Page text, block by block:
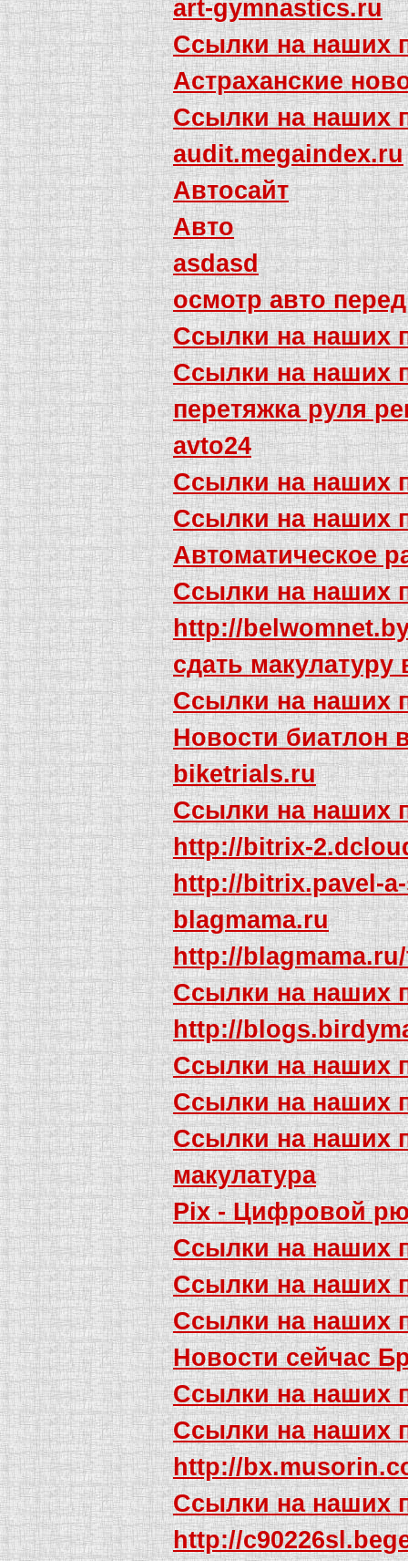
art-gymnastics.ru
Ссылки на наших
Астраханские
Ссылки на наших
audit.megaindex.ru
Автосайт
Авто
asdasd
осмотр авто
Ссылки на наших
Ссылки на наших
перетяжка руля
avto24
Ссылки на наших
Ссылки на наших
Автоматическое
Ссылки на наших
http://
сдать макулатуру
Ссылки на наших
Новости биатлон
biketrials.ru
Ссылки на наших
http://bitrix-
http://bitrix.pavel-
blagmama.ru
http://
Ссылки на наших
http://
Ссылки на наших
Ссылки на наших
Ссылки на наших
макулатура
Pix - Цифровой
Ссылки на наших
Ссылки на наших
Ссылки на наших
Новости сейчас
Ссылки на наших
Ссылки на наших
http://
Ссылки на наших
http://